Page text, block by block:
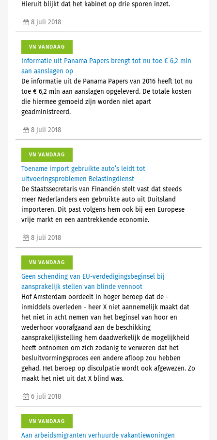
Hieruit blijkt dat het kabinet op drie sporen inzet.
8 juli 2018
VN VANDAAG
Informatie uit Panama Papers brengt tot nu toe € 6,2 mln
aan aanslagen op
De informatie uit de Panama Papers van 2016 heeft tot nu
toe € 6,2 mln aan aanslagen opgeleverd. De totale kosten
die hiermee gemoeid zijn worden niet apart
geadministreerd.
8 juli 2018
VN VANDAAG
Toename import gebruikte auto’s leidt tot
uitvoeringsproblemen Belastingdienst
De Staatssecretaris van Financiën stelt vast dat steeds
meer Nederlanders een gebruikte auto uit Duitsland
importeren. Dit past volgens hem ook bij een Europese
vrije markt en een aantrekkende economie.
8 juli 2018
VN VANDAAG
Geen schending van EU-verdedigingsbeginsel bij
aansprakelijk stellen van blinde vennoot
Hof Amsterdam oordeelt in hoger beroep dat de -
inmiddels overleden - heer X niet aannemelijk maakt dat
het niet in acht nemen van het beginsel van hoor en
wederhoor voorafgaand aan de beschikking
aansprakelijkstelling hem daadwerkelijk de mogelijkheid
heeft ontnomen om zich zodanig te verweren dat het
besluitvormingsproces een andere afloop zou hebben
gehad. Het beroep op disculpatie wordt ook afgewezen. Zo
maakt het niet uit dat X blind was.
6 juli 2018
VN VANDAAG
Aan arbeidsmigranten verhuurde vakantiewoningen